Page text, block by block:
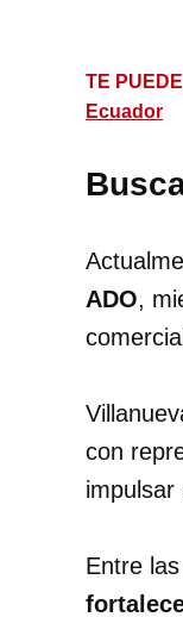
TE
Ecuador
ADO,
con
impulsar
Entre